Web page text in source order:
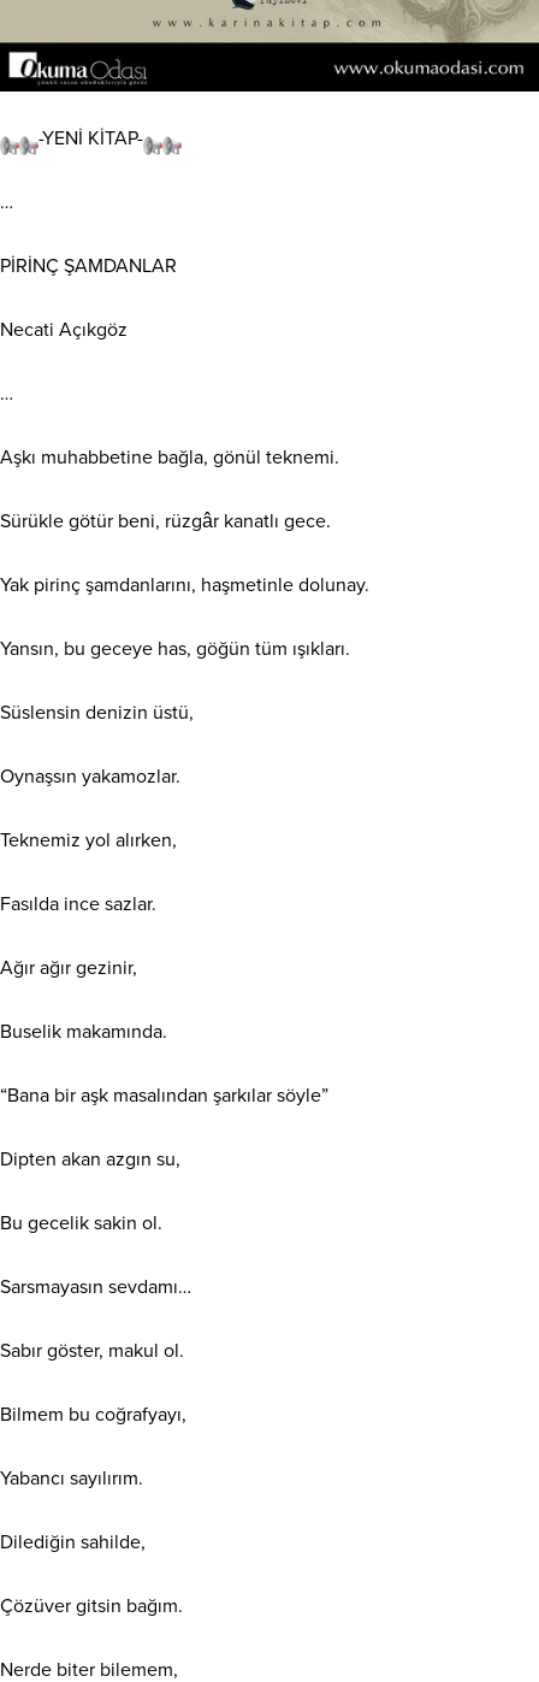
-YENİ KİTAP-
…
PİRİNÇ ŞAMDANLAR
Necati Açıkgöz
…
Aşkı muhabbetine bağla, gönül teknemi.
Sürükle götür beni, rüzgâr kanatlı gece.
Yak pirinç şamdanlarını, haşmetinle dolunay.
Yansın, bu geceye has, göğün tüm ışıkları.
Süslensin denizin üstü,
Oynaşsın yakamozlar.
Teknemiz yol alırken,
Fasılda ince sazlar.
Ağır ağır gezinir,
Buselik makamında.
“Bana bir aşk masalından şarkılar söyle”
Dipten akan azgın su,
Bu gecelik sakin ol.
Sarsmayasın sevdamı…
Sabır göster, makul ol.
Bilmem bu coğrafyayı,
Yabancı sayılırım.
Dilediğin sahilde,
Çözüver gitsin bağım.
Nerde biter bilemem,